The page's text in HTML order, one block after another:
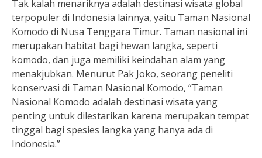
Tak kalah menariknya adalah destinasi wisata global
terpopuler di Indonesia lainnya, yaitu Taman Nasional
Komodo di Nusa Tenggara Timur. Taman nasional ini
merupakan habitat bagi hewan langka, seperti
komodo, dan juga memiliki keindahan alam yang
menakjubkan. Menurut Pak Joko, seorang peneliti
konservasi di Taman Nasional Komodo, “Taman
Nasional Komodo adalah destinasi wisata yang
penting untuk dilestarikan karena merupakan tempat
tinggal bagi spesies langka yang hanya ada di
Indonesia.”